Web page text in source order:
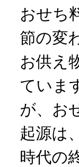
おせち
節の変
お供え
ていま
が、お
起源は
時代の